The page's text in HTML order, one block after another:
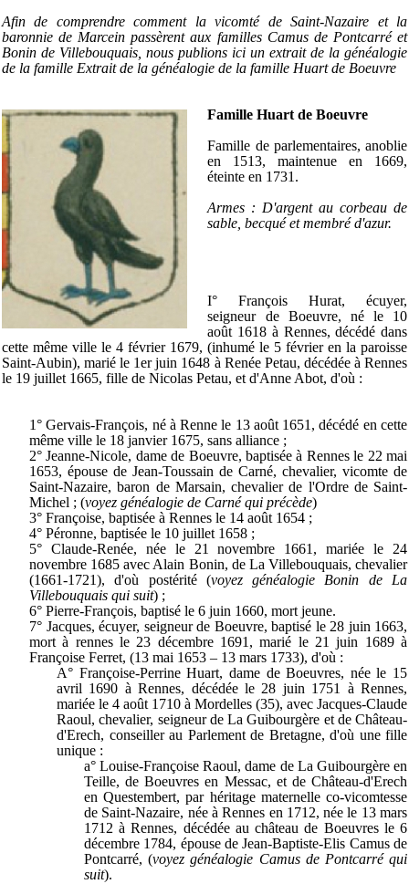
Afin de comprendre comment la vicomté de Saint-Nazaire et la
baronnie de Marcein passèrent aux familles Camus de Pontcarré et
Bonin de Villebouquais, nous publions ici un extrait de la généalogie
de la famille Extrait de la généalogie de la famille Huart de Boeuvre
Famille Huart de Boeuvre
Famille de parlementaires, anoblie
en 1513, maintenue en 1669,
éteinte en 1731.
Armes : D'argent au corbeau de
sable, becqué et membré d'azur.
I° François Hurat, écuyer,
seigneur de Boeuvre, né le 10
août 1618 à Rennes, décédé dans
cette même ville le 4 février 1679, (inhumé le 5 février en la paroisse
Saint-Aubin), marié le 1er juin 1648 à Renée Petau, décédée à Rennes
le 19 juillet 1665, fille de Nicolas Petau, et d'Anne Abot, d'où :
1° Gervais-François, né à Renne le 13 août 1651, décédé en cette
même ville le 18 janvier 1675, sans alliance ;
2° Jeanne-Nicole, dame de Boeuvre, baptisée à Rennes le 22 mai
1653, épouse de Jean-Toussain de Carné, chevalier, vicomte de
Saint-Nazaire, baron de Marsain, chevalier de l'Ordre de Saint-
Michel ; (voyez généalogie de Carné qui précède)
3° Françoise, baptisée à Rennes le 14 août 1654 ;
4° Péronne, baptisée le 10 juillet 1658 ;
5° Claude-Renée, née le 21 novembre 1661, mariée le 24
novembre 1685 avec Alain Bonin, de La Villebouquais, chevalier
(1661-1721), d'où postérité (voyez généalogie Bonin de La
Villebouquais qui suit) ;
6° Pierre-François, baptisé le 6 juin 1660, mort jeune.
7° Jacques, écuyer, seigneur de Boeuvre, baptisé le 28 juin 1663,
mort à rennes le 23 décembre 1691, marié le 21 juin 1689 à
Françoise Ferret, (13 mai 1653 – 13 mars 1733), d'où :
A° Françoise-Perrine Huart, dame de Boeuvres, née le 15
avril 1690 à Rennes, décédée le 28 juin 1751 à Rennes,
mariée le 4 août 1710 à Mordelles (35), avec Jacques-Claude
Raoul, chevalier, seigneur de La Guibourgère et de Château-
d'Erech, conseiller au Parlement de Bretagne, d'où une fille
unique :
a° Louise-Françoise Raoul, dame de La Guibourgère en
Teille, de Boeuvres en Messac, et de Château-d'Erech
en Questembert, par héritage maternelle co-vicomtesse
de Saint-Nazaire, née à Rennes en 1712, née le 13 mars
1712 à Rennes, décédée au château de Boeuvres le 6
décembre 1784, épouse de Jean-Baptiste-Elis Camus de
Pontcarré, (voyez généalogie Camus de Pontcarré qui
suit).